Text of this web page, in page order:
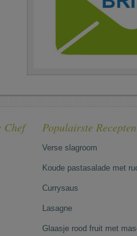
Chef
Populairste Recepten
Verse slagroom
Koude pastasalade met
Currysaus
Lasagne
Glaasje rood fruit met